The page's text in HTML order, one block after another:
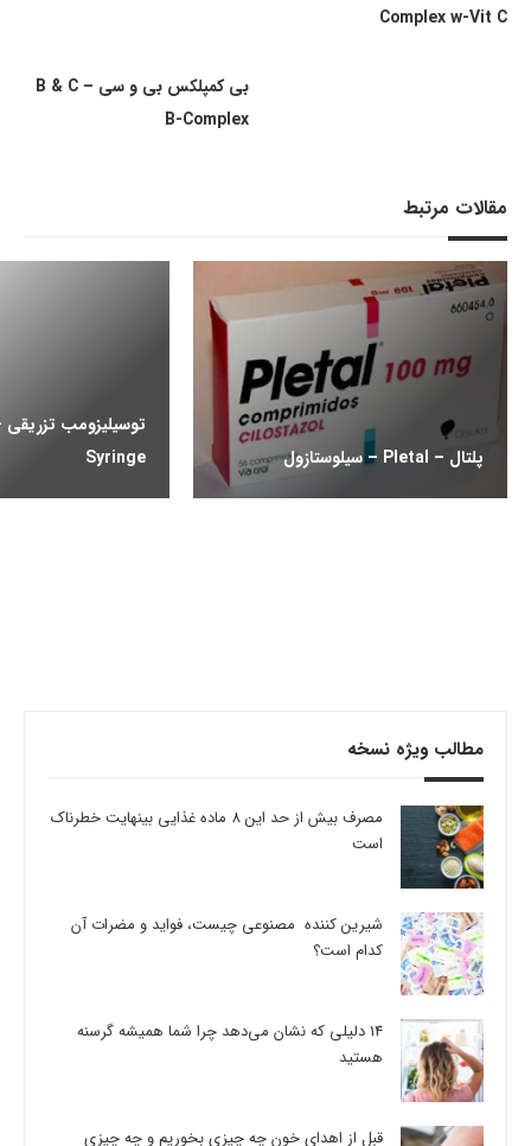
Complex w-Vit C
بی کمپلکس بی و سی – B & C
B-Complex
مقالات مرتبط
پلتال – Pletal – سیلوستازول Syringe
مطالب ویژه نسخه
مصرف بیش از حد این 8 ماده غذایی بینهایت خطرناک
است
شیرین کننده مصنوعی چیست، فواید و مضرات آن
کدام است؟
14 دلیلی که نشان می‌دهد چرا شما همیشه گرسنه
هستید
قبل از اهدای خون چه چیزی بخوریم و چه چیزی